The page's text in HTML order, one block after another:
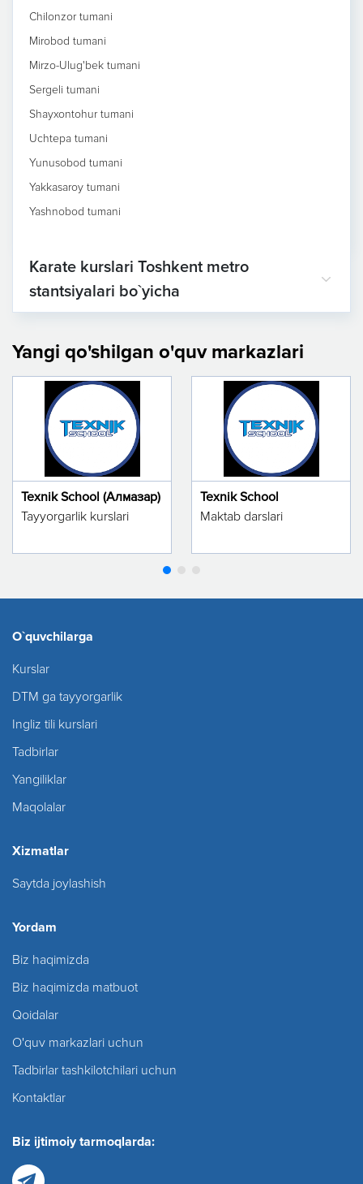
Chilonzor tumani
Mirobod tumani
Mirzo-Ulug'bek tumani
Sergeli tumani
Shayxontohur tumani
Uchtepa tumani
Yunusobod tumani
Yakkasaroy tumani
Yashnobod tumani
Karate kurslari Toshkent metro
stantsiyalari bo`yicha
Yangi qo'shilgan o'quv markazlari
Texnik School (Алмазар)
Tayyorgarlik kurslari
Texnik School
Maktab darslari
O`quvchilarga
Kurslar
DTM ga tayyorgarlik
Ingliz tili kurslari
Tadbirlar
Yangiliklar
Maqolalar
Xizmatlar
Saytda joylashish
Yordam
Biz haqimizda
Biz haqimizda matbuot
Qoidalar
O'quv markazlari uchun
Tadbirlar tashkilotchilari uchun
Kontaktlar
Biz ijtimoiy tarmoqlarda: